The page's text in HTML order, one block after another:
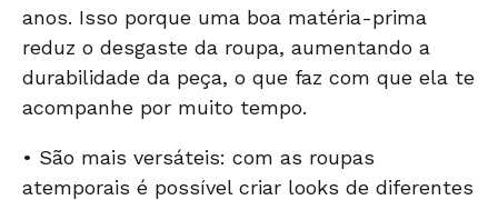
anos. Isso porque uma boa matéria-prima
reduz o desgaste da roupa, aumentando a
durabilidade da peça, o que faz com que ela te
acompanhe por muito tempo.
• São mais versáteis: com as roupas
atemporais é possível criar looks de diferentes